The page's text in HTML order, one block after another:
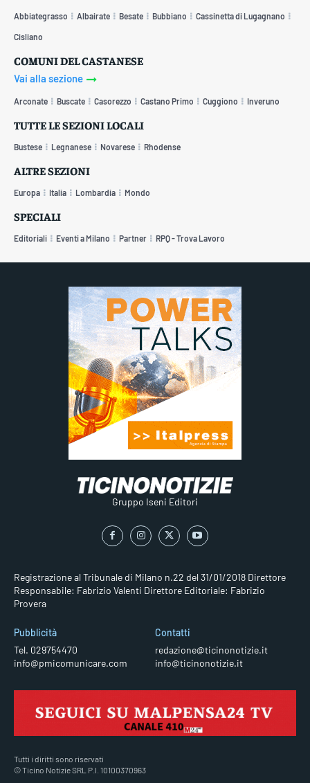
Abbiategrasso Albairate Besate Bubbiano Cassinetta di Lugagnano
Cisliano
COMUNI DEL CASTANESE
Vai alla sezione
Arconate Buscate Casorezzo Castano Primo Cuggiono Inveruno
TUTTE LE SEZIONI LOCALI
Bustese Legnanese Novarese Rhodense
ALTRE SEZIONI
Europa Italia Lombardia Mondo
SPECIALI
Editoriali Eventi a Milano Partner RPQ - Trova Lavoro
Gruppo Iseni Editori
Registrazione al Tribunale di Milano n.22 del 31/01/2018 Direttore
Responsabile: Fabrizio Valenti Direttore Editoriale: Fabrizio
Provera
Pubblicità
Tel. 029754470
info@pmicomunicare.com
Contatti
redazione@ticinonotizie.it
info@ticinonotizie.it
Tutti i diritti sono riservati
© Ticino Notizie SRL P.I. 10100370963